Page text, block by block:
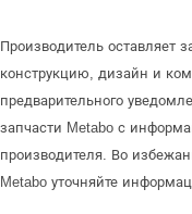
Производитель оставляет
конструкцию, дизайн и
предварительного
запчасти Metabo с
производителя. Во
Metabo уточняйте